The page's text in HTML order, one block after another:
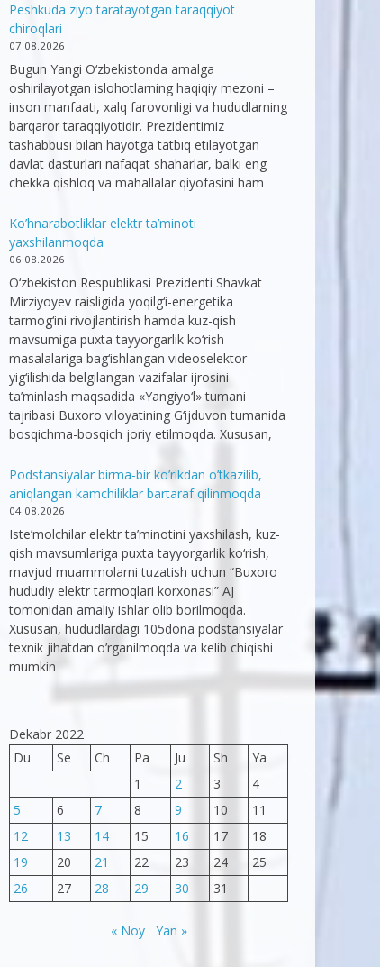
Peshkuda ziyo taratayotgan taraqqiyot
chiroqlari
07.08.2026
Bugun Yangi O‘zbekistonda amalga
oshirilayotgan islohotlarning haqiqiy mezoni –
inson manfaati, xalq farovonligi va hududlarning
barqaror taraqqiyotidir. Prezidentimiz
tashabbusi bilan hayotga tatbiq etilayotgan
davlat dasturlari nafaqat shaharlar, balki eng
chekka qishloq va mahallalar qiyofasini ham
Ko’hnarabotliklar elektr ta’minoti
yaxshilanmoqda
06.08.2026
O‘zbekiston Respublikasi Prezidenti Shavkat
Mirziyoyev raisligida yoqilg‘i-energetika
tarmog‘ini rivojlantirish hamda kuz-qish
mavsumiga puxta tayyorgarlik ko‘rish
masalalariga bag‘ishlangan videoselektor
yig‘ilishida belgilangan vazifalar ijrosini
ta’minlash maqsadida «Yangiyo‘l» tumani
tajribasi Buxoro viloyatining G‘ijduvon tumanida
bosqichma-bosqich joriy etilmoqda. Xususan,
Podstansiyalar birma-bir ko’rikdan o’tkazilib,
aniqlangan kamchiliklar bartaraf qilinmoqda
04.08.2026
Iste’molchilar elektr ta’minotini yaxshilash, kuz-
qish mavsumlariga puxta tayyorgarlik ko‘rish,
mavjud muammolarni tuzatish uchun “Buxoro
hududiy elektr tarmoqlari korxonasi” AJ
tomonidan amaliy ishlar olib borilmoqda.
Xususan, hududlardagi 105dona podstansiyalar
texnik jihatdan o’rganilmoqda va kelib chiqishi
mumkin
Dekabr 2022
Du
Se Ch Pa Ju Sh
Ya
1
2 3
4
5
6 7 8 9 10
11
12
13 14 15 16 17
18
19
20 21 22 23 24
25
26
27 28 29 30 31
« Noy Yan »